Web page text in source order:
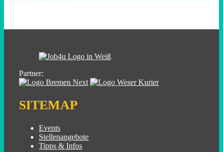
Partner:
SITEMAP
Events
Stellenangebote
Tipps & Infos